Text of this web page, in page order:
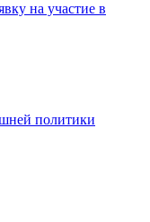
на участие в
политики